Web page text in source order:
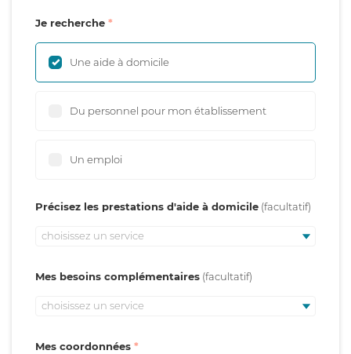
Je recherche
Une aide à domicile
Du personnel pour mon établissement
Un emploi
Précisez les prestations d'aide à domicile
choisissez un service
Mes besoins complémentaires
choisissez un service
Mes coordonnées